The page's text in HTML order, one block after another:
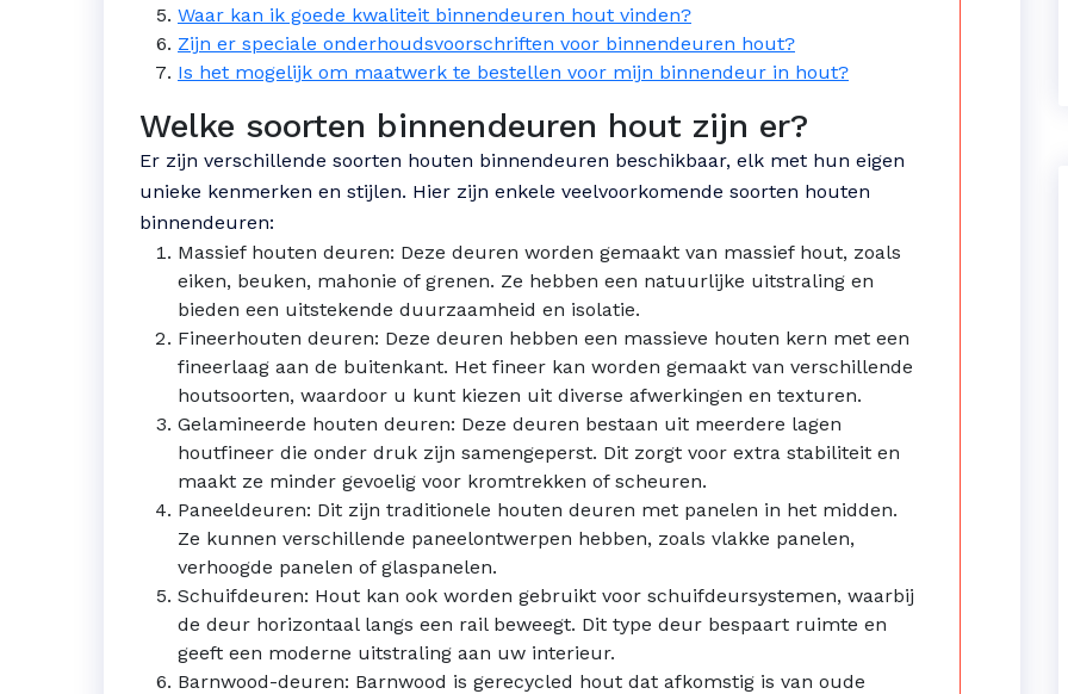
Waar kan ik goede kwaliteit binnendeuren hout vinden?
Zijn er speciale onderhoudsvoorschriften voor binnendeuren hout?
Is het mogelijk om maatwerk te bestellen voor mijn binnendeur in hout?
Welke soorten binnendeuren hout zijn er?
Er zijn verschillende soorten houten binnendeuren beschikbaar, elk met hun eigen
unieke kenmerken en stijlen. Hier zijn enkele veelvoorkomende soorten houten
binnendeuren:
Massief houten deuren: Deze deuren worden gemaakt van massief hout, zoals
eiken, beuken, mahonie of grenen. Ze hebben een natuurlijke uitstraling en
bieden een uitstekende duurzaamheid en isolatie.
Fineerhouten deuren: Deze deuren hebben een massieve houten kern met een
fineerlaag aan de buitenkant. Het fineer kan worden gemaakt van verschillende
houtsoorten, waardoor u kunt kiezen uit diverse afwerkingen en texturen.
Gelamineerde houten deuren: Deze deuren bestaan uit meerdere lagen
houtfineer die onder druk zijn samengeperst. Dit zorgt voor extra stabiliteit en
maakt ze minder gevoelig voor kromtrekken of scheuren.
Paneeldeuren: Dit zijn traditionele houten deuren met panelen in het midden.
Ze kunnen verschillende paneelontwerpen hebben, zoals vlakke panelen,
verhoogde panelen of glaspanelen.
Schuifdeuren: Hout kan ook worden gebruikt voor schuifdeursystemen, waarbij
de deur horizontaal langs een rail beweegt. Dit type deur bespaart ruimte en
geeft een moderne uitstraling aan uw interieur.
Barnwood-deuren: Barnwood is gerecycled hout dat afkomstig is van oude